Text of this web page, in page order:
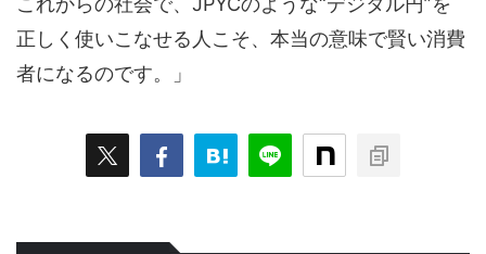
正しく使いこなせる人こそ、本当の意味で賢い消費
者になるのです。」